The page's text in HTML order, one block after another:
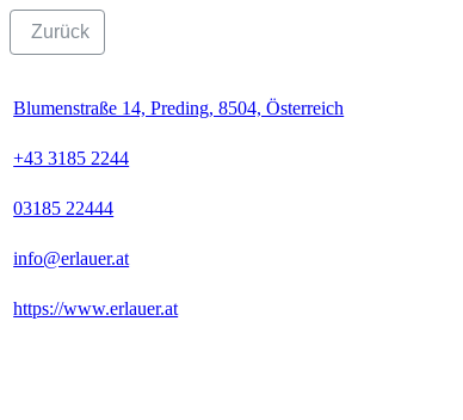
Zurück
Blumenstraße 14, Preding, 8504, Österreich
+43 3185 2244
03185 22444
info@erlauer.at
https://www.erlauer.at